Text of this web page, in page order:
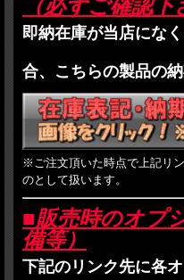
（必ずご確認下
即納在庫が当店にな
合、こちらの製品の
※ご注文頂いた時点で上記リ
のとして扱います。
■販売時のオプ
備等）
下記のリンク先に各